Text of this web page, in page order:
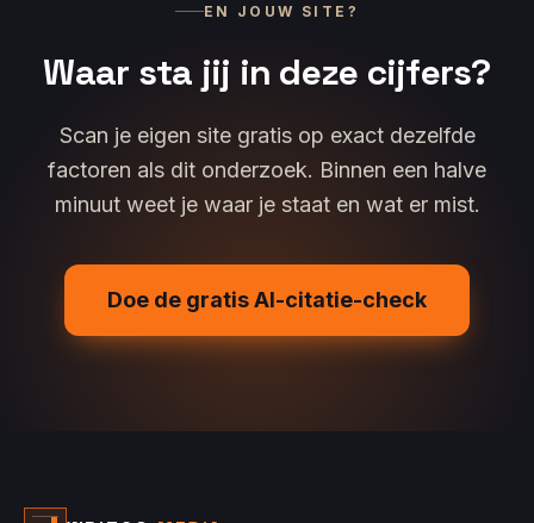
EN JOUW SITE?
Waar sta jij in deze cijfers?
Scan je eigen site gratis op exact dezelfde
factoren als dit onderzoek. Binnen een halve
minuut weet je waar je staat en wat er mist.
Doe de gratis AI-citatie-check